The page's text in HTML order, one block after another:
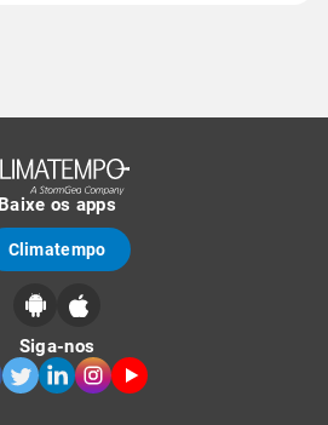
Baixe os apps
Climatempo
Siga-nos